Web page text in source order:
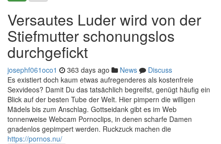
Versautes Luder wird von der
Stiefmutter schonungslos
durchgefickt
josephf061oco1 363 days ago News
Discuss
Es existiert doch kaum etwas aufregenderes als kostenfreie
Sexvideos? Damit Du das tatsächlich begreifst, genügt häufig ein
Blick auf der besten Tube der Welt. Hier pimpern die willigen
Mädels bis zum Anschlag. Gottseidank gibt es im Web
tonnenweise Webcam Pornoclips, in denen scharfe Damen
gnadenlos gepimpert werden. Ruckzuck machen die
https://pornos.nu/